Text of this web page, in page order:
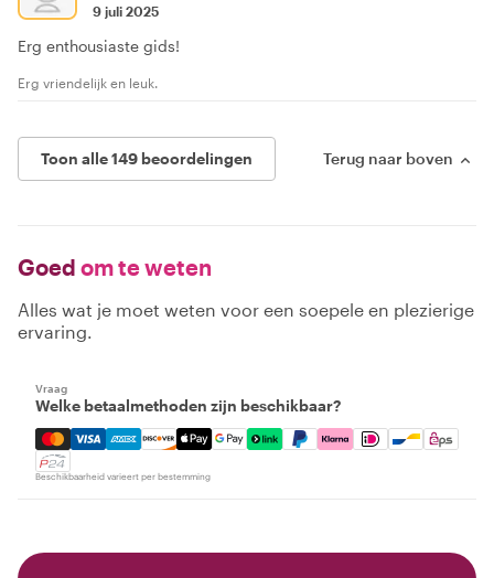
9 juli 2025
Erg enthousiaste gids!
Erg vriendelijk en leuk.
Toon alle 149 beoordelingen Terug naar boven
Goed om te weten
Alles wat je moet weten voor een soepele en plezierige
ervaring.
Vraag
Welke betaalmethoden zijn beschikbaar?
Mastercard, Visa, Amex, Discover, Apple Pay, Google
Beschikbaarheid varieert per bestemming